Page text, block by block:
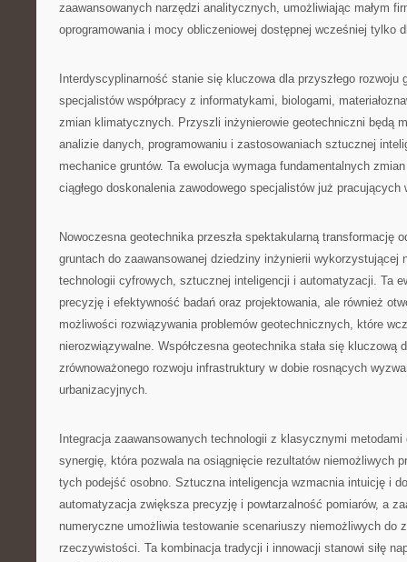
zaawansowanych narzędzi analitycznych, umożliwiając małym
oprogramowania i mocy obliczeniowej dostępnej wcześniej tylko
Interdyscyplinarność stanie się kluczowa dla przyszłego rozwoju
specjalistów współpracy z informatykami, biologami,
zmian klimatycznych. Przyszli inżynierowie geotechniczni będą
analizie danych, programowaniu i zastosowaniach sztucznej
mechanice gruntów. Ta ewolucja wymaga fundamentalnych
ciągłego doskonalenia zawodowego specjalistów już pracujących
Nowoczesna geotechnika przeszła spektakularną transformację
gruntach do zaawansowanej dziedziny inżynierii wykorzystującej
technologii cyfrowych, sztucznej inteligencji i automatyzacji. Ta
precyzję i efektywność badań oraz projektowania, ale również
możliwości rozwiązywania problemów geotechnicznych, które
nierozwiązywalne. Współczesna geotechnika stała się kluczową
zrównoważonego rozwoju infrastruktury w dobie rosnących
urbanizacyjnych.
Integracja zaawansowanych technologii z klasycznymi
synergię, która pozwala na osiągnięcie rezultatów niemożliwych
tych podejść osobno. Sztuczna inteligencja wzmacnia intuicję i
automatyzacja zwiększa precyzję i powtarzalność pomiarów, a
numeryczne umożliwia testowanie scenariuszy niemożliwych do
rzeczywistości. Ta kombinacja tradycji i innowacji stanowi siłę